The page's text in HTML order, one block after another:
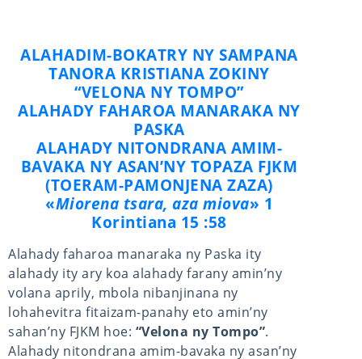
ALAHADIM-BOKATRY NY SAMPANA
TANORA KRISTIANA ZOKINY
“VELONA NY TOMPO”
ALAHADY FAHAROA MANARAKA NY
PASKA
ALAHADY NITONDRANA AMIM-
BAVAKA NY ASAN’NY TOPAZA FJKM
(TOERAM-PAMONJENA ZAZA)
«Miorena tsara, aza miova» 1
Korintiana 15 :58
Alahady faharoa manaraka ny Paska ity
alahady ity ary koa alahady farany amin’ny
volana aprily, mbola nibanjinana ny
lohahevitra fitaizam-panahy eto amin’ny
sahan’ny FJKM hoe: “Velona ny Tompo”.
Alahady nitondrana amim-bavaka ny asan’ny